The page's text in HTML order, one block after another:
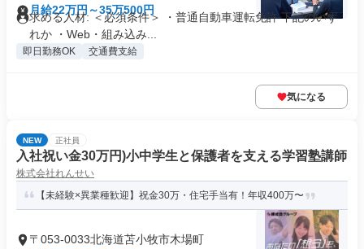
月給22万円～35万500円
求める人材: ＜必須条件＞ ・普通自動車運転免許 下記のいず
れか ・Web・組み込み...
即日勤務OK 交通費支給
気になる
NEW 正社員
入社祝い金30万円)小中学生と保護者を支える学習塾講師
株式会社れんせい
【未経験×異業種歓迎】祝金30万・住宅手当有！年収400万〜
〒053-0033北海道苫小牧市木場町